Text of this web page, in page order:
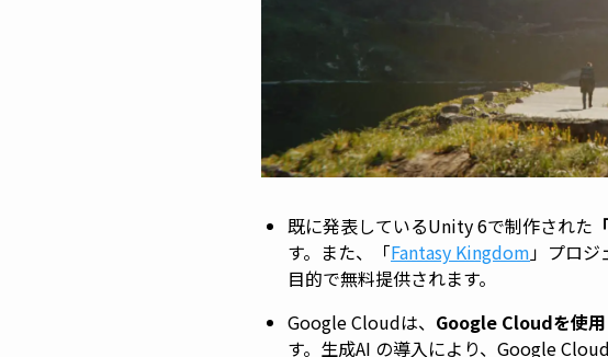
既に発表しているUnity 6で制作された
す。また、「Fantasy Kingdom」プロジ
目的で無料提供されます。
Google Cloudは、 Google Cloudを使用
す。生成AI の導入により、Google